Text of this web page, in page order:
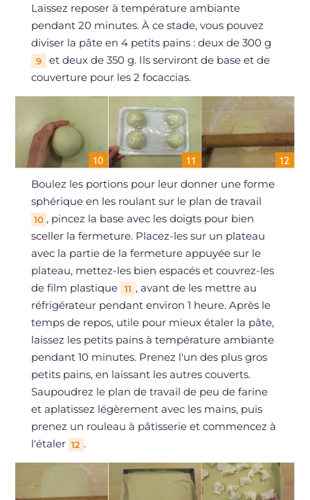
Laissez reposer à température ambiante
pendant 20 minutes. À ce stade, vous pouvez
diviser la pâte en 4 petits pains : deux de 300 g
9
et deux de 350 g. Ils serviront de base et de
couverture pour les 2 focaccias.
Boulez les portions pour leur donner une forme
sphérique en les roulant sur le plan de travail
10 , pincez la base avec les doigts pour bien
sceller la fermeture. Placez-les sur un plateau
avec la partie de la fermeture appuyée sur le
plateau, mettez-les bien espacés et couvrez-les
de film plastique
11 , avant de les mettre au
réfrigérateur pendant environ 1 heure. Après le
temps de repos, utile pour mieux étaler la pâte,
laissez les petits pains à température ambiante
pendant 10 minutes. Prenez l'un des plus gros
petits pains, en laissant les autres couverts.
Saupoudrez le plan de travail de peu de farine
et aplatissez légèrement avec les mains, puis
prenez un rouleau à pâtisserie et commencez à
l'étaler 12 .